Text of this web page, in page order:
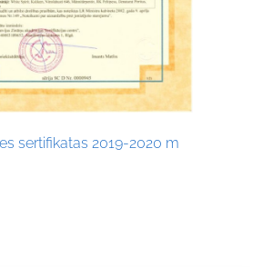
sertifikatas 2019-2020 m